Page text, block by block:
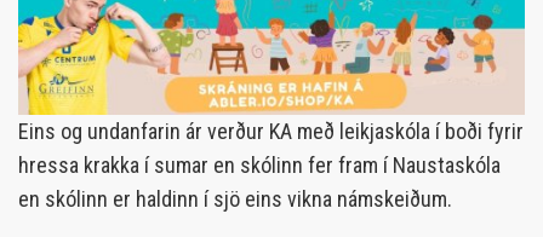
Eins og undanfarin ár verður KA með leikjaskóla í boði fyrir
hressa krakka í sumar en skólinn fer fram í Naustaskóla
en skólinn er haldinn í sjö eins vikna námskeiðum.